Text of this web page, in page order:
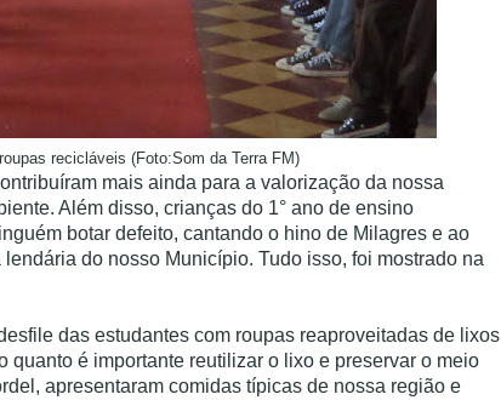
recicláveis (Foto:Som da Terra FM)
mais ainda para a valorização da nossa
Além disso, crianças do 1° ano de ensino
botar defeito, cantando o hino de Milagres e ao
do nosso Município. Tudo isso, foi mostrado na
das estudantes com roupas reaproveitadas de lixos
quanto é importante reutilizar o lixo e preservar o meio
apresentaram comidas típicas de nossa região e